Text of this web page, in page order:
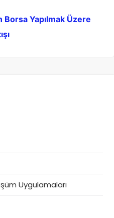
Borsa Yapılmak Üzere
Uygulamaları